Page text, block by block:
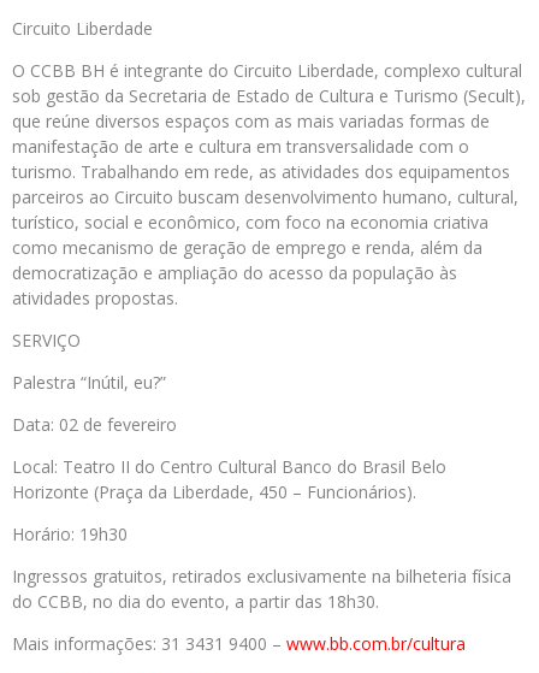
Circuito Liberdade
O CCBB BH é integrante do Circuito Liberdade, complexo cultural
sob gestão da Secretaria de Estado de Cultura e Turismo (Secult),
que reúne diversos espaços com as mais variadas formas de
manifestação de arte e cultura em transversalidade com o
turismo. Trabalhando em rede, as atividades dos equipamentos
parceiros ao Circuito buscam desenvolvimento humano, cultural,
turístico, social e econômico, com foco na economia criativa
como mecanismo de geração de emprego e renda, além da
democratização e ampliação do acesso da população às
atividades propostas.
SERVIÇO
Palestra “Inútil, eu?”
Data: 02 de fevereiro
Local: Teatro II do Centro Cultural Banco do Brasil Belo
Horizonte (Praça da Liberdade, 450 – Funcionários).
Horário: 19h30
Ingressos gratuitos, retirados exclusivamente na bilheteria física
do CCBB, no dia do evento, a partir das 18h30.
Mais informações: 31 3431 9400 – www.bb.com.br/cultura